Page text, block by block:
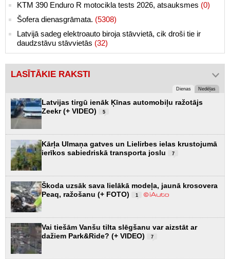
KTM 390 Enduro R motocikla tests 2026, atsauksmes (0)
Šofera dienasgrāmata. (5308)
Latvijā sadeg elektroauto biroja stāvvietā, cik droši tie ir
daudzstāvu stāvvietās (32)
LASĪTĀKIE RAKSTI
Dienas Nedēļas
Latvijas tirgū ienāk Ķīnas automobiļu ražotājs
Zeekr (+ VIDEO)
5
Kārļa Ulmaņa gatves un Lielirbes ielas krustojumā
ierīkos sabiedriskā transporta joslu
7
Škoda uzsāk sava lielākā modeļa, jaunā krosovera
Peaq, ražošanu (+ FOTO)
1
Vai tiešām Vanšu tilta slēgšanu var aizstāt ar
dažiem Park&Ride? (+ VIDEO)
7